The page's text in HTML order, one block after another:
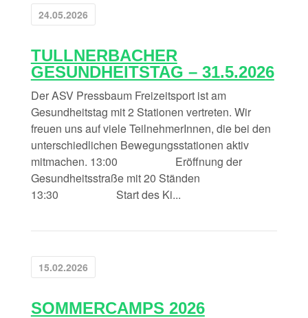
TULLNERBACHER
GESUNDHEITSTAG – 31.5.2026
Der ASV Pressbaum Freizeitsport ist am
Gesundheitstag mit 2 Stationen vertreten. Wir
freuen uns auf viele TeilnehmerInnen, die bei den
unterschiedlichen Bewegungsstationen aktiv
mitmachen. 13:00 Eröffnung der
Gesundheitsstraße mit 20 Ständen
13:30 Start des Ki...
24.05.2026
SOMMERCAMPS 2026
15.02.2026